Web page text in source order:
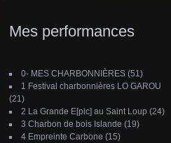
Mes performances
0- MES CHARBONNIÈRES (51)
1 Festival charbonnières LO GAROU
(21)
2 La Grande E[pic] au Saint Loup (24)
3 Charbon de bois Islande (19)
4 Empreinte Carbone (15)